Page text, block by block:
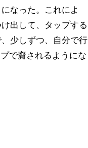
なった。これによ
出して、タップする
少しずつ、自分で行
で齎されるようにな